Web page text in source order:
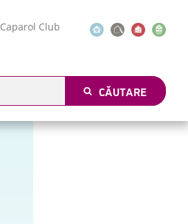
Caparol Club
CĂUTARE